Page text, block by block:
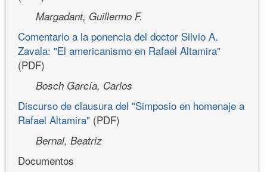
Margadant, Guillermo F.
Comentario a la ponencia del doctor Silvio A.
Zavala: "El americanismo en Rafael Altamira"
(PDF)
Bosch García, Carlos
Discurso de clausura del "Simposio en homenaje a
Rafael Altamira" (PDF)
Bernal, Beatriz
Documentos